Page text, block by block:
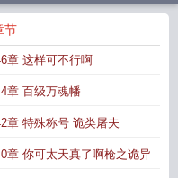
处可见的丧尸却是数不胜数！它
地狱般的血肉列车驶向人类最大
加入我的血肉列车吧！”“我的列
世我有无限子弹
限列车听书末世我打造无限列车人
节
章 这样可不行啊
章 百级万魂幡
章 特殊称号 诡类屠夫
章 你可太天真了啊枪之诡异